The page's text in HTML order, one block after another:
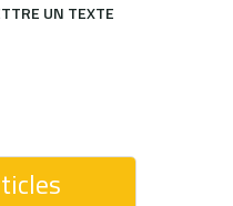
UN TEXTE